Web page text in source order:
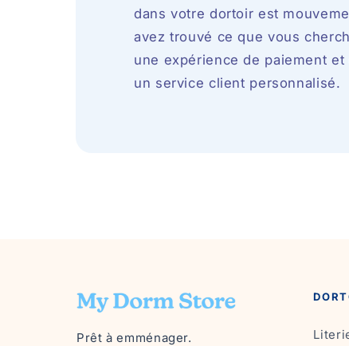
dans votre dortoir est
avez trouvé ce que vous
une expérience de paiement
un service client personnalisé.
Prêt à emménager.